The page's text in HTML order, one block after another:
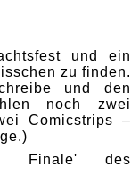
und ein
zu finden.
und den
noch zwei
Comicstrips –
Finale' des